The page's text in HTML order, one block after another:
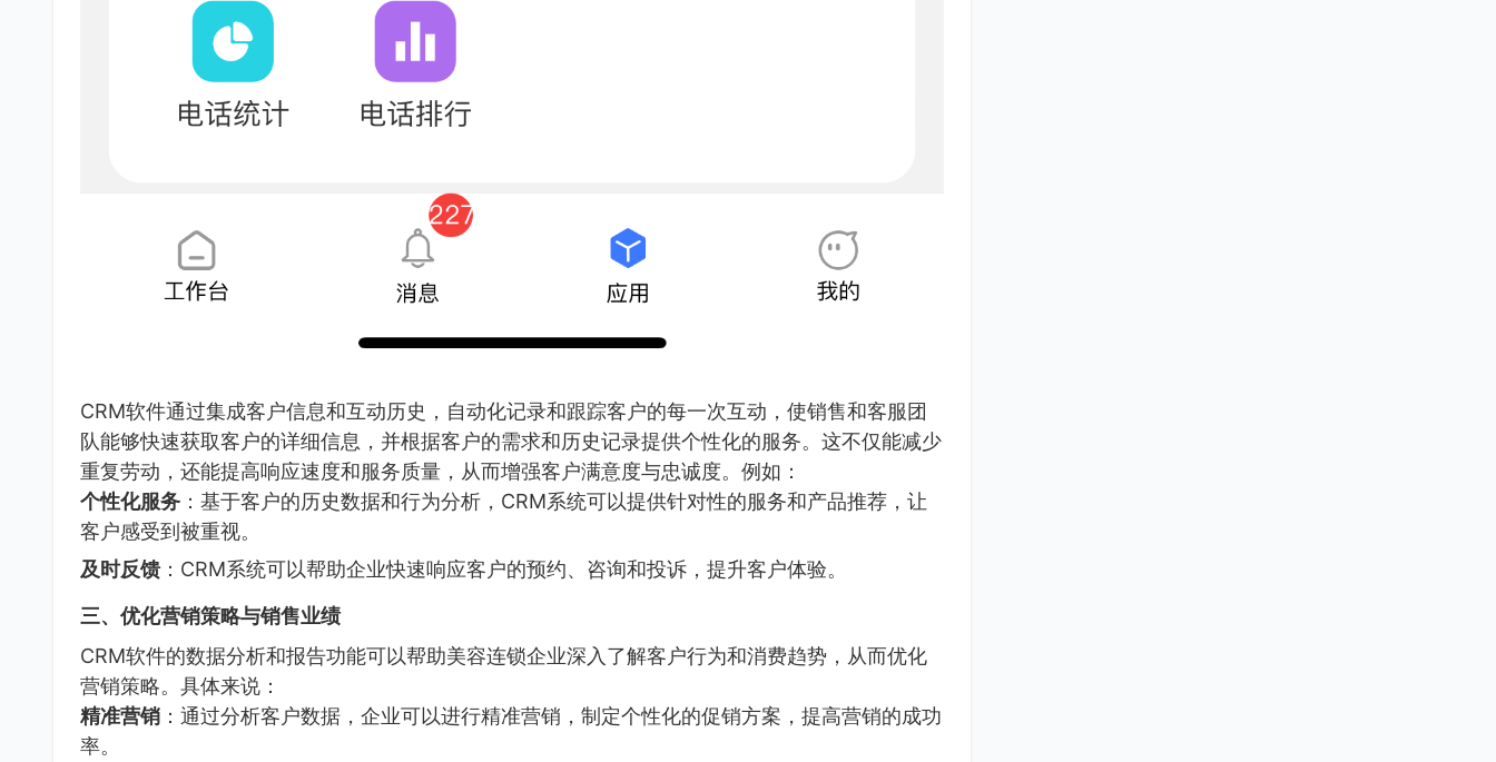
CRM软件通过集成客户信息和互动历史，自动化记录和跟踪客户的每一次互动，使销售和客服团
队能够快速获取客户的详细信息，并根据客户的需求和历史记录提供个性化的服务。这不仅能减少
重复劳动，还能提高响应速度和服务质量，从而增强客户满意度与忠诚度。例如：
个性化服务 ：基于客户的历史数据和行为分析，CRM系统可以提供针对性的服务和产品推荐，让
客户感受到被重视。
及时反馈：CRM系统可以帮助企业快速响应客户的预约、咨询和投诉，提升客户体验。
三、优化营销策略与销售业绩
CRM软件的数据分析和报告功能可以帮助美容连锁企业深入了解客户行为和消费趋势，从而优化
营销策略。具体来说：
精准营销 ：通过分析客户数据，企业可以进行精准营销，制定个性化的促销方案，提高营销的成功
率。